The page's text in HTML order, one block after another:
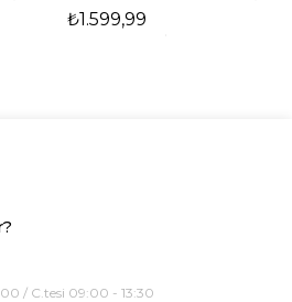
₺1.599,99
/ C.tesi 09:00 - 13:30